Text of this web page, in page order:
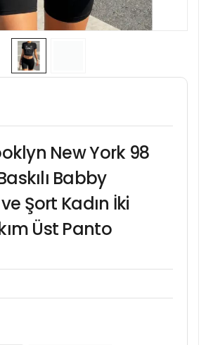
New York 98
Babby
Şort Kadın İki
Üst Panto